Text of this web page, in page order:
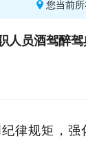
您当前所
人员酒驾醉
律规矩，